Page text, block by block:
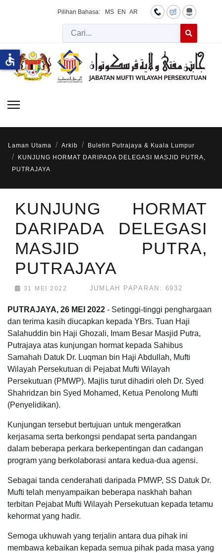
Pilihan Bahasa: MS EN AR
Cari
Laman Utama Arkib
Buletin Putrajaya & Kuala Lumpur
KUNJUNG HORMAT DARIPADA DELEGASI MASJID PUTRA,
PUTRAJAYA
KUNJUNG HORMAT
DARIPADA DELEGASI
MASJID PUTRA,
PUTRAJAYA
31 MEI 2022 JUMLAH PAPARAN: 6932
PUTRAJAYA, 26 MEI 2022 - Setinggi-tinggi penghargaan
dan terima kasih diucapkan kepada YBrs. Tuan Haji
Salahuddin bin Haji Ghozali, Imam Besar Masjid Putra,
Putrajaya atas kunjungan hormat kepada Sahibus
Samahah Datuk Dr. Luqman bin Haji Abdullah, Mufti
Wilayah Persekutuan di Pejabat Mufti Wilayah
Persekutuan (PMWP). Majlis turut dihadiri oleh Dr. Syed
Shahridzan bin Syed Mohamed, Ketua Penolong Mufti
(Penyelidikan).
Kunjungan tersebut bertujuan untuk mengeratkan
kerjasama serta berkongsi pendapat serta pandangan
dalam beberapa perkara berkepentingan dan cadangan
program yang berkolaborasi antara kedua-dua agensi.
Sebagai tanda cenderahati daripada PMWP, SS Datuk Dr.
Mufti telah menyampaikan beberapa naskhah bahan
terbitan Pejabat Mufti Wilayah Persekutuan kepada tetamu
kehormat yang hadir.
Semoga ukhuwah yang terjalin antara dua pihak ini
membawa kebaikan kepada semua pihak pada masa yang
accessible